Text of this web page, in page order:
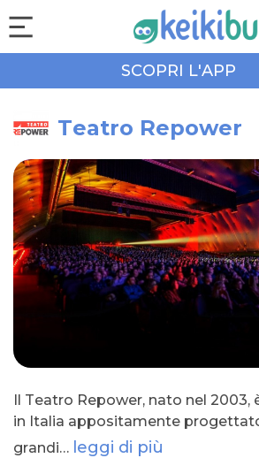
SCOPRI L'APP
Tempo libero Teatro
Teatro Repower
Il Teatro Repower, nato nel 2003,
in Italia appositamente
grandi… leggi di più